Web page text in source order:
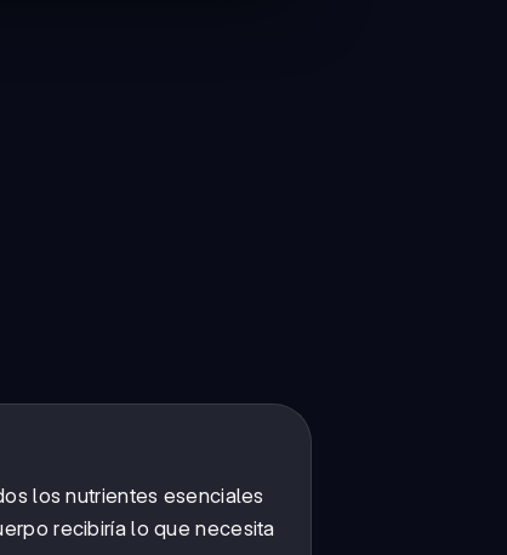
los nutrientes esenciales
recibiría lo que necesita